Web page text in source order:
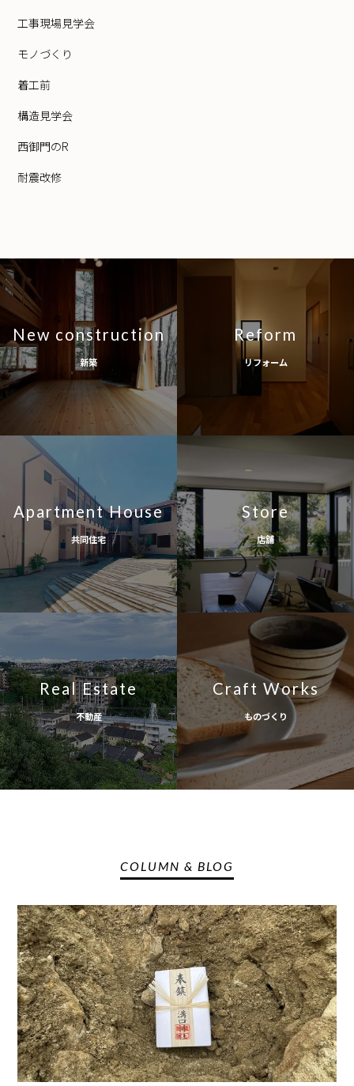
工事現場見学会
モノづくり
着工前
構造見学会
西御門のR
耐震改修
New construction
新築
Reform
リフォーム
Apartment House
共同住宅
Store
店舗
Real Estate
不動産
Craft Works
ものづくり
COLUMN & BLOG